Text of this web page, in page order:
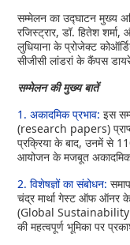
सम्मेलन का उद्घाटन मुख्य
रजिस्ट्रार, डॉ. हितेश
लुधियाना के प्रोजेक्ट
सीजीसी लांडरां के कैंपस
सम्मेलन की मुख्य बातें
1. अकादमिक प्रभाव: इस
(research papers)
प्रक्रिया के बाद, उनमें से
आयोजन के मजबूत अकादमिक
2. विशेषज्ञों का संबोधन:
चंद्र मार्था गेस्ट ऑफ ऑनर के
(Global Sustainability
की महत्वपूर्ण भूमिका पर